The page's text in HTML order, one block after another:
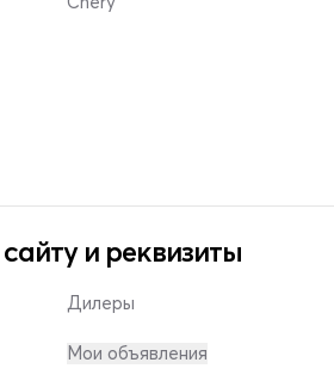
и реквизиты
Дилеры
Мои объявления